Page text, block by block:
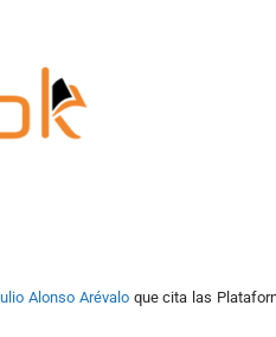
Alonso Arévaloque cita las